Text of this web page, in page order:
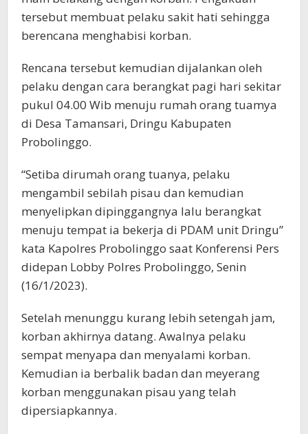
tersebut membuat pelaku sakit hati sehingga
berencana menghabisi korban.
Rencana tersebut kemudian dijalankan oleh
pelaku dengan cara berangkat pagi hari sekitar
pukul 04.00 Wib menuju rumah orang tuamya
di Desa Tamansari, Dringu Kabupaten
Probolinggo.
“Setiba dirumah orang tuanya, pelaku
mengambil sebilah pisau dan kemudian
menyelipkan dipinggangnya lalu berangkat
menuju tempat ia bekerja di PDAM unit Dringu”
kata Kapolres Probolinggo saat Konferensi Pers
didepan Lobby Polres Probolinggo, Senin
(16/1/2023).
Setelah menunggu kurang lebih setengah jam,
korban akhirnya datang. Awalnya pelaku
sempat menyapa dan menyalami korban.
Kemudian ia berbalik badan dan meyerang
korban menggunakan pisau yang telah
dipersiapkannya.